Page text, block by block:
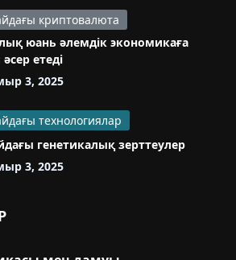
криптовалюта
юань әлемдік экономикаға
етеді
3, 2025
технологиялар
генетикалық зерттеулер
3, 2025